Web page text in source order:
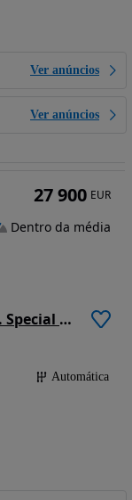
Ver anúncios
Ver anúncios
Mercedes-Benz A 250 e 8G-DCT Lim. Special Edition
Automática
27 900 EUR
Dentro da média